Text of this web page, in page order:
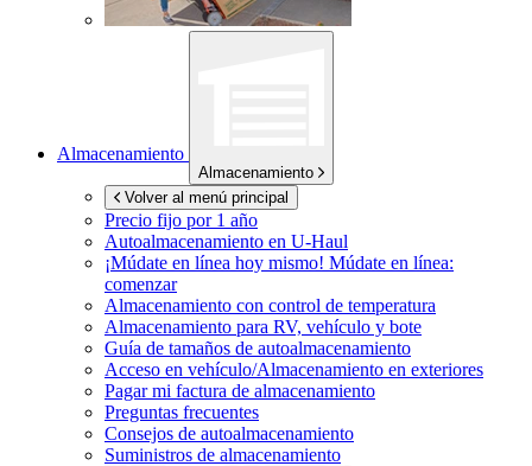
Almacenamiento
Almacenamiento
Volver al menú principal
Precio fijo por 1 año
Autoalmacenamiento en U-Haul
¡Múdate en línea hoy mismo! Múdate en línea:
comenzar
Almacenamiento con control de temperatura
Almacenamiento para RV, vehículo y bote
Guía de tamaños de autoalmacenamiento
Acceso en vehículo/Almacenamiento en exteriores
Pagar mi factura de almacenamiento
Preguntas frecuentes
Consejos de autoalmacenamiento
Suministros de almacenamiento